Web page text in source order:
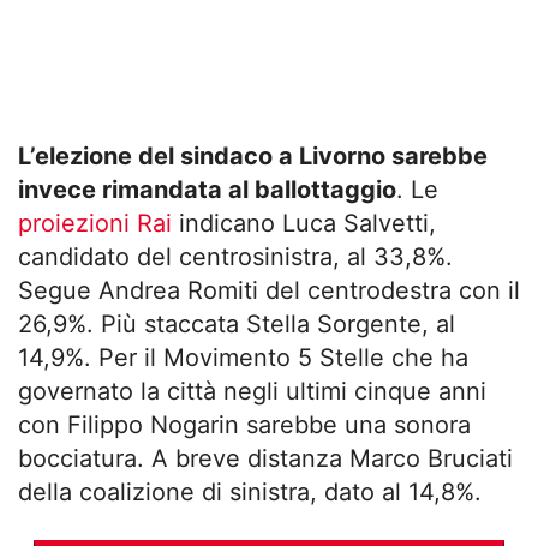
L’elezione del sindaco a Livorno sarebbe
invece rimandata al ballottaggio. Le
proiezioni Rai indicano Luca Salvetti,
candidato del centrosinistra, al 33,8%.
Segue Andrea Romiti del centrodestra con il
26,9%. Più staccata Stella Sorgente, al
14,9%. Per il Movimento 5 Stelle che ha
governato la città negli ultimi cinque anni
con Filippo Nogarin sarebbe una sonora
bocciatura. A breve distanza Marco Bruciati
della coalizione di sinistra, dato al 14,8%.